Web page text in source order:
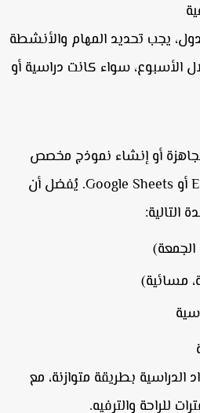
يجب تحديد المهام والأنشطة
سواء كانت دراسية أو
أو إنشاء نموذج مخصص
باستخدام برامج مثل Excel أو Google Sheets. يُفضل أن
مسائية)
بطريقة متوازنة، مع
والترفيه.